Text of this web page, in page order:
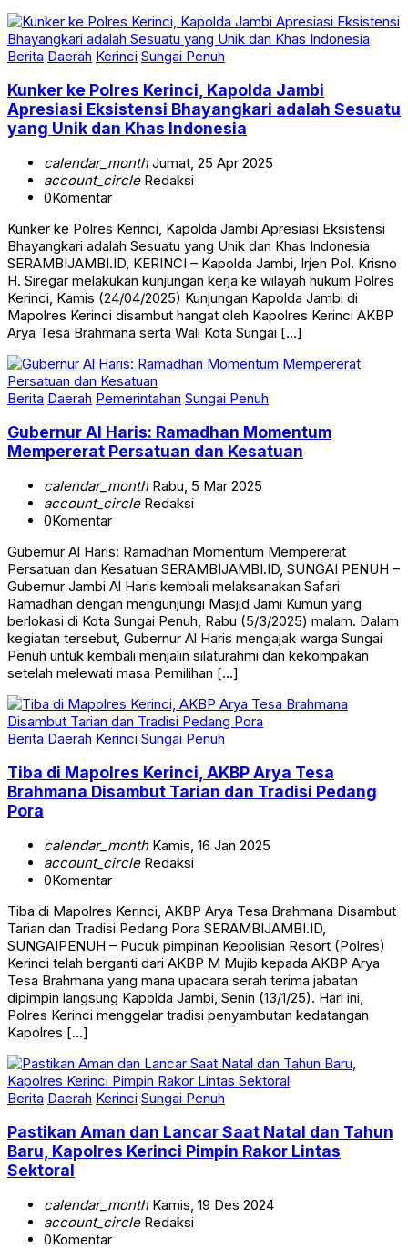
Berita Daerah Kerinci Sungai Penuh
Kunker ke Polres Kerinci, Kapolda Jambi
Apresiasi Eksistensi Bhayangkari adalah Sesuatu
yang Unik dan Khas Indonesia
calendar_monthJumat, 25 Apr 2025
account_circleRedaksi
0Komentar
Kunker ke Polres Kerinci, Kapolda Jambi Apresiasi Eksistensi
Bhayangkari adalah Sesuatu yang Unik dan Khas Indonesia
SERAMBIJAMBI.ID, KERINCI – Kapolda Jambi, Irjen Pol. Krisno
H. Siregar melakukan kunjungan kerja ke wilayah hukum Polres
Kerinci, Kamis (24/04/2025) Kunjungan Kapolda Jambi di
Mapolres Kerinci disambut hangat oleh Kapolres Kerinci AKBP
Arya Tesa Brahmana serta Wali Kota Sungai […]
Berita Daerah Pemerintahan Sungai Penuh
Gubernur Al Haris: Ramadhan Momentum
Mempererat Persatuan dan Kesatuan
calendar_monthRabu, 5 Mar 2025
account_circleRedaksi
0Komentar
Gubernur Al Haris: Ramadhan Momentum Mempererat
Persatuan dan Kesatuan SERAMBIJAMBI.ID, SUNGAI PENUH –
Gubernur Jambi Al Haris kembali melaksanakan Safari
Ramadhan dengan mengunjungi Masjid Jami Kumun yang
berlokasi di Kota Sungai Penuh, Rabu (5/3/2025) malam. Dalam
kegiatan tersebut, Gubernur Al Haris mengajak warga Sungai
Penuh untuk kembali menjalin silaturahmi dan kekompakan
setelah melewati masa Pemilihan […]
Berita Daerah Kerinci Sungai Penuh
Tiba di Mapolres Kerinci, AKBP Arya Tesa
Brahmana Disambut Tarian dan Tradisi Pedang
Pora
calendar_monthKamis, 16 Jan 2025
account_circleRedaksi
0Komentar
Tiba di Mapolres Kerinci, AKBP Arya Tesa Brahmana Disambut
Tarian dan Tradisi Pedang Pora SERAMBIJAMBI.ID,
SUNGAIPENUH – Pucuk pimpinan Kepolisian Resort (Polres)
Kerinci telah berganti dari AKBP M Mujib kepada AKBP Arya
Tesa Brahmana yang mana upacara serah terima jabatan
dipimpin langsung Kapolda Jambi, Senin (13/1/25). Hari ini,
Polres Kerinci menggelar tradisi penyambutan kedatangan
Kapolres […]
Berita Daerah Kerinci Sungai Penuh
Pastikan Aman dan Lancar Saat Natal dan Tahun
Baru, Kapolres Kerinci Pimpin Rakor Lintas
Sektoral
calendar_monthKamis, 19 Des 2024
account_circleRedaksi
0Komentar